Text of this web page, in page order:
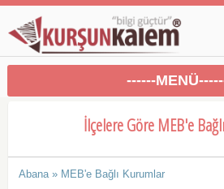
------
İlçelere Göre MEB'e
Abana » MEB'e Bağlı Kurumlar